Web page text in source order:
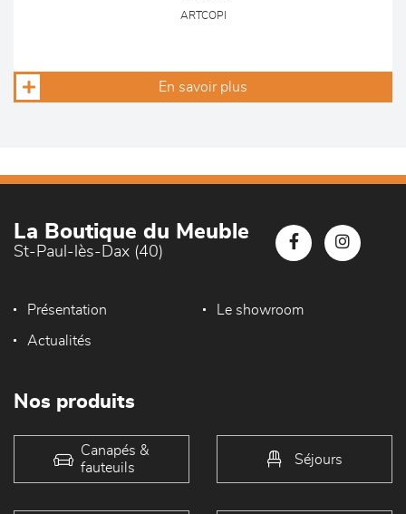
ARTCOPI
En savoir plus
La Boutique du Meuble
St-Paul-lès-Dax (40)
Présentation Le showroom
Actualités
Nos produits
Canapés &
fauteuils
Séjours